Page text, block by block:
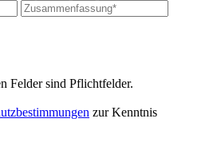
Felder sind Pflichtfelder.
zur Kenntnis